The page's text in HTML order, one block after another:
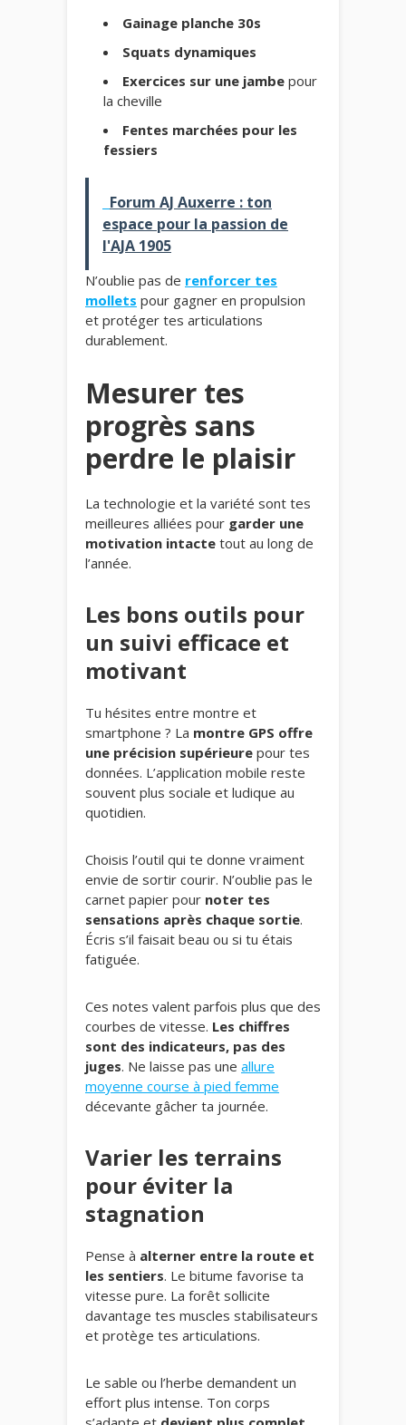
Gainage planche 30s
Squats dynamiques
Exercices sur une jambe pour
la cheville
Fentes marchées pour les
fessiers
Forum AJ Auxerre : ton
espace pour la passion de
l'AJA 1905
N’oublie pas de renforcer tes
mollets pour gagner en propulsion
et protéger tes articulations
durablement.
Mesurer tes
progrès sans
perdre le plaisir
La technologie et la variété sont tes
meilleures alliées pour garder une
motivation intacte tout au long de
l’année.
Les bons outils pour
un suivi efficace et
motivant
Tu hésites entre montre et
smartphone ? La montre GPS offre
une précision supérieure pour tes
données. L’application mobile reste
souvent plus sociale et ludique au
quotidien.
Choisis l’outil qui te donne vraiment
envie de sortir courir. N’oublie pas le
carnet papier pour noter tes
sensations après chaque sortie.
Écris s’il faisait beau ou si tu étais
fatiguée.
Ces notes valent parfois plus que des
courbes de vitesse. Les chiffres
sont des indicateurs, pas des
juges. Ne laisse pas une allure
moyenne course à pied femme
décevante gâcher ta journée.
Varier les terrains
pour éviter la
stagnation
Pense à alterner entre la route et
les sentiers. Le bitume favorise ta
vitesse pure. La forêt sollicite
davantage tes muscles stabilisateurs
et protège tes articulations.
Le sable ou l’herbe demandent un
effort plus intense. Ton corps